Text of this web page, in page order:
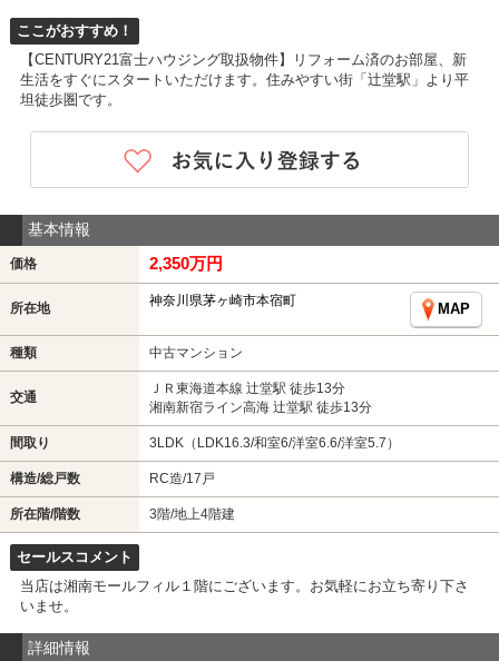
ここがおすすめ！
【CENTURY21富士ハウジング取扱物件】リフォーム済のお部屋、新
生活をすぐにスタートいただけます。住みやすい街「辻堂駅」より平
坦徒歩圏です。
基本情報
価格 2,350万円
所在地 神奈川県茅ヶ崎市本宿町
MAP
種類 中古マンション
交通
ＪＲ東海道本線 辻堂駅 徒歩13分
湘南新宿ライン高海 辻堂駅 徒歩13分
間取り 3LDK（LDK16.3/和室6/洋室6.6/洋室5.7）
構造/総戸数 RC造/17戸
所在階/階数 3階/地上4階建
セールスコメント
当店は湘南モールフィル１階にございます。お気軽にお立ち寄り下さ
いませ。
詳細情報